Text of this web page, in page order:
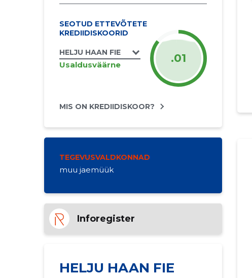
SEOTUD ETTEVÕTETE
KREDIIDISKOORID
HELJU HAAN FIE
Usaldusväärne .01
MIS ON KREDIIDISKOOR?
TEGEVUSVALDKONNAD
muu jaemüük
Inforegister
HELJU HAAN FIE